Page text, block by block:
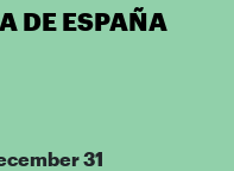
DE ESPAÑA
31